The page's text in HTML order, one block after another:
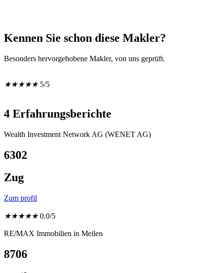
Kennen Sie schon diese Makler?
Besonders hervorgehobene Makler, von uns geprüft.
★★★★★ 5/5
4 Erfahrungsberichte
Wealth Investment Network AG (WENET AG)
6302
Zug
Zum profil
★★★★★ 0.0/5
RE/MAX Immobilien in Meilen
8706